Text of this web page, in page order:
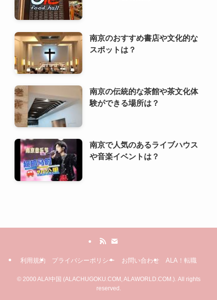
南京のおすすめ書店や文化的な
スポットは？
南京の伝統的な茶館や茶文化体
験ができる場所は？
南京で人気のあるライブハウス
や音楽イベントは？
利用規約 プライバシーポリシー お問い合わせ ALA！転職
©2000 ALA!中国 (ALACHUGOKU.COM, ALAWORLD.COM.). All rights
reserved.